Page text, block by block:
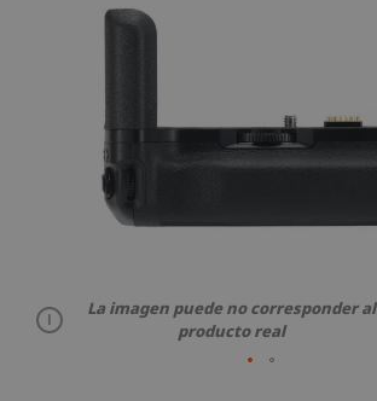
La imagen puede no corresponder al
producto real